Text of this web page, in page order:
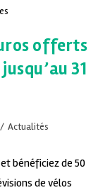
offerts
31
/ Actualités
bénéficiez de 50
de vélos